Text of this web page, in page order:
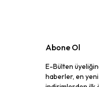
Abone Ol
E-Bülten
haberler, en